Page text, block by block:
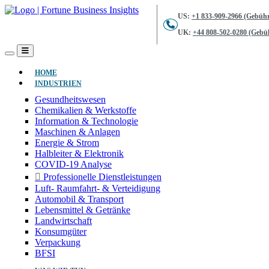
US: +1 833-909-2966
UK: +44 808-502-0280
HOME(AKTUELL)
INDUSTRIEN
Gesundheitswesen
Chemikalien & Werkstoffe
Information & Technologie
Maschinen & Anlagen
Energie & Strom
Halbleiter & Elektronik
COVID-19 Analyse
Professionelle Dienstleistungen
Luft- Raumfahrt- & Verteidigung
Automobil & Transport
Lebensmittel & Getränke
Landwirtschaft
Konsumgüter
Verpackung
BFSI